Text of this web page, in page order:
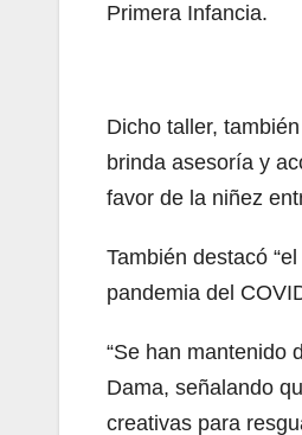
Primera Infancia.
Dicho taller,
brinda asesoría y
favor de la niñez
También destacó
pandemia del
“Se han mantenido
Dama, señalando
creativas para